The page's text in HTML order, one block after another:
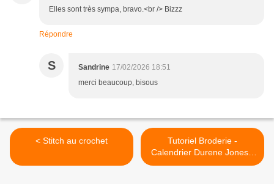
Elles sont très sympa, bravo.<br /> Bizzz
Répondre
S Sandrine 17/02/2026 18:51
merci beaucoup, bisous
< Stitch au crochet
Tutoriel Broderie -
Calendrier Durene Jones -
Février 2026 >